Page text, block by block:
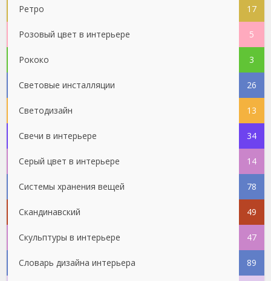
Ретро 17
Розовый цвет в интерьере 5
Рококо 3
Световые инсталляции 26
Светодизайн 13
Свечи в интерьере 34
Серый цвет в интерьере 14
Системы хранения вещей 78
Скандинавский 49
Скульптуры в интерьере 47
Словарь дизайна интерьера 89